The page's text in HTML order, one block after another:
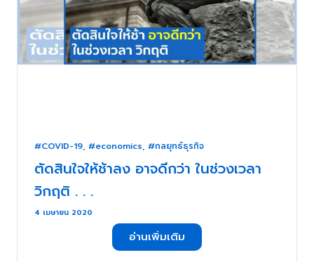
#COVID-19, #economics, #กลยุทธ์ธุรกิจ
ตัดสินใจให้ช้าลง อาจดีกว่า ในช่วงเวลา
วิกฤติ . . .
4 เมษายน 2020
อ่านเพิ่มเติม